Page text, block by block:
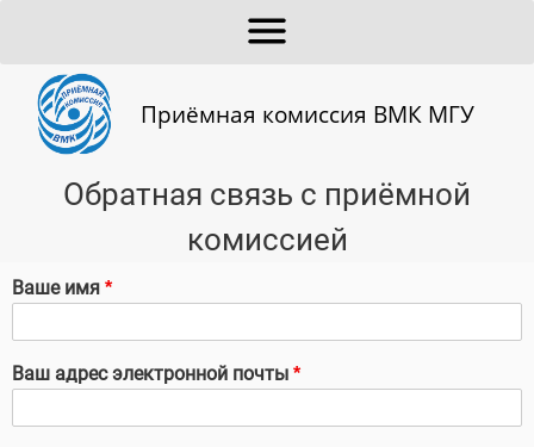
Приёмная комиссия ВМК МГУ
Обратная связь с приёмной
комиссией
Ваше имя
Ваш адрес электронной почты